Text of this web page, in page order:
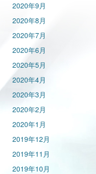
2020年9月
2020年8月
2020年7月
2020年6月
2020年5月
2020年4月
2020年3月
2020年2月
2020年1月
2019年12月
2019年11月
2019年10月